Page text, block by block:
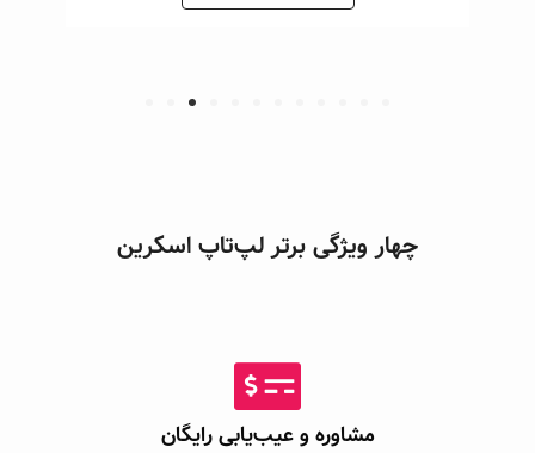
چهار ویژگی برتر لپ‌تاپ اسکرین
مشاوره و عیب‌یابی رایگان